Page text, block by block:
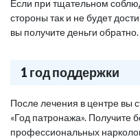
Если при тщательном
стороны так и не будет
вы получите деньги обратно.
1 год поддержки
После лечения в центре вы
«Год патронажа». Получите
профессиональных